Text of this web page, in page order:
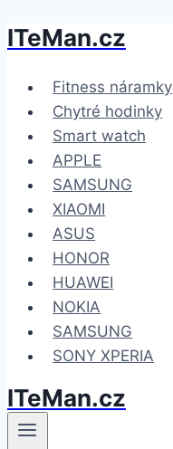
Přeskočit
obsah
ITeMan.cz
Fitness náramky
Chytré hodinky
Smart watch
APPLE
SAMSUNG
XIAOMI
ASUS
HONOR
HUAWEI
NOKIA
SAMSUNG
SONY XPERIA
ITeMan.cz